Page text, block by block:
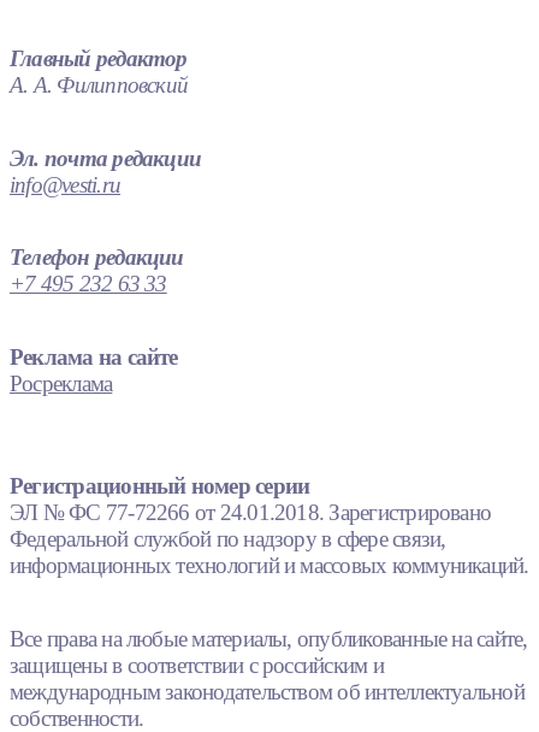
Главный редактор
А. А. Филипповский
Эл. почта редакции
info@vesti.ru
Телефон редакции
+7 495 232 63 33
Реклама на сайте
Росреклама
Регистрационный номер серии
ЭЛ № ФС 77-72266 от 24.01.2018. Зарегистрировано
Федеральной службой по надзору в сфере связи,
информационных технологий и массовых коммуникаций.
Все права на любые материалы, опубликованные на сайте,
защищены в соответствии с российским и
международным законодательством об интеллектуальной
собственности.